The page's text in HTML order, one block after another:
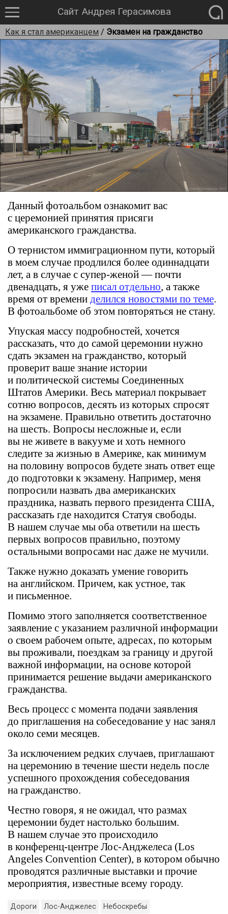
Сайт Андрея Герасимова
Как я стал американцем / Экзамен на гражданство
Данный фотоальбом ознакомит вас
с церемонией принятия присяги
американского гражданства.
О тернистом иммиграционном пути, который
в моем случае продлился более одиннадцати
лет, а в случае с супер-женой — почти
двенадцать, я уже писал отдельно , а также
время от времени делился новостями по теме
В фотоальбоме об этом повторяться не стану.
Упуская массу подробностей, хочется
рассказать, что до самой церемонии нужно
сдать экзамен на гражданство, который
проверит ваше знание истории
и политической системы Соединенных
Штатов Америки. Весь материал покрывает
сотню вопросов, десять из которых спросят
на экзамене. Правильно ответить достаточно
на шесть. Вопросы несложные и, если
вы не живете в вакууме и хоть немного
следите за жизнью в Америке, как минимум
на половину вопросов будете знать ответ еще
до подготовки к экзамену. Например, меня
попросили назвать два американских
праздника, назвать первого президента США,
рассказать где находится Статуя свободы.
В нашем случае мы оба ответили на шесть
первых вопросов правильно, поэтому
остальными вопросами нас даже не мучили.
Также нужно доказать умение говорить
на английском. Причем, как устное, так
и письменное.
Помимо этого заполняется соответственное
заявление с указанием различной информации
о своем рабочем опыте, адресах, по которым
вы проживали, поездкам за границу и другой
важной информации, на основе которой
принимается решение выдачи американского
гражданства.
Весь процесс с момента подачи заявления
до приглашения на собеседование у нас занял
около семи месяцев.
За исключением редких случаев, приглашают
на церемонию в течение шести недель после
успешного прохождения собеседования
на гражданство.
Честно говоря, я не ожидал, что размах
церемонии будет настолько большим.
В нашем случае это происходило
в конференц-центре Лос-Анджелеса (Los
Angeles Convention Center), в котором обычно
проводятся различные выставки и прочие
мероприятия, известные всему городу.
Дороги Лос-Анджелес Небоскребы